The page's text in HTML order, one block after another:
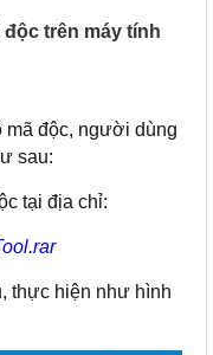
trên máy tính
mã độc, người dùng
sau:
tại địa chỉ:
thực hiện như hình